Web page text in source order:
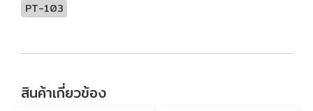
PT-103
สินค้าเกี่ยวข้อง